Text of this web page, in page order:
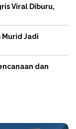
Viral Diburu,
Murid Jadi
dan